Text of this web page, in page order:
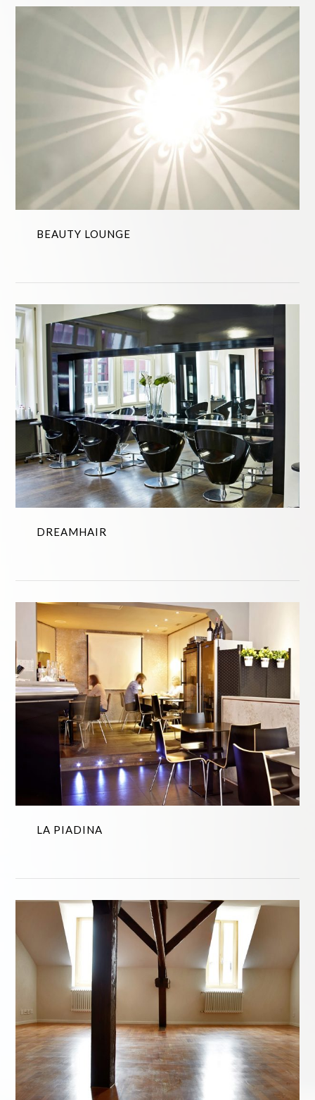
BEAUTY LOUNGE
DREAMHAIR
LA PIADINA